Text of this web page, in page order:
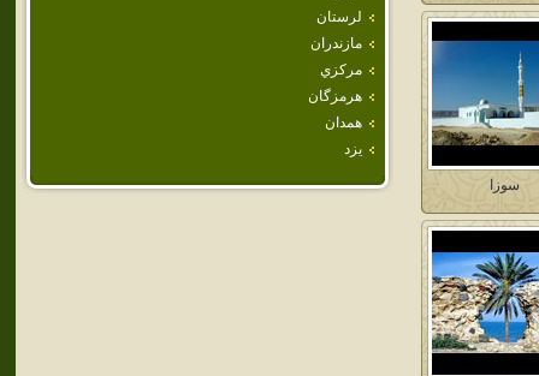
لرستان
مازندران
مركزي
هرمزگان
همدان
يزد
سوزا